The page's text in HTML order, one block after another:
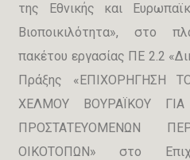
της Εθνικής και
Βιοποικιλότητα», στο
πακέτου εργασίας ΠΕ 2.2
Πράξης «ΕΠΙΧΟΡΗΓΗΣΗ
ΧΕΛΜΟΥ ΒΟΥΡΑΪΚΟΥ ΓΙΑ
ΠΡΟΣΤΑΤΕΥΟΜΕΝΩΝ
ΟΙΚΟΤΟΠΩΝ» στο